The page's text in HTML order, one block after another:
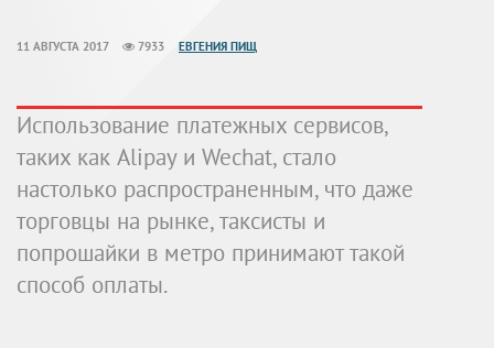
11 АВГУСТА 2017 7933 ЕВГЕНИЯ ПИЩ
Использование платежных сервисов,
таких как Alipay и Wechat, стало
настолько распространенным, что даже
торговцы на рынке, таксисты и
попрошайки в метро принимают такой
способ оплаты.